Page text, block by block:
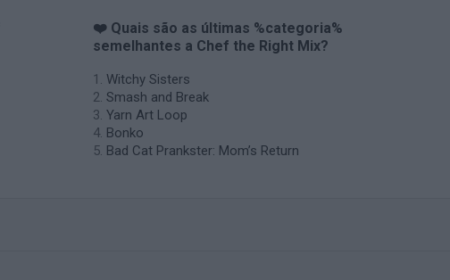
❤️ Quais são as últimas %categoria%
semelhantes a Chef the Right Mix?
Witchy Sisters
Smash and Break
Yarn Art Loop
Bonko
Bad Cat Prankster: Mom’s Return